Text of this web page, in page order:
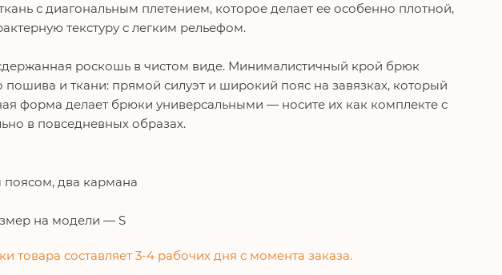
с диагональным плетением, которое делает ее особенно плотной,
текстуру с легким рельефом.
роскошь в чистом виде. Минималистичный крой брюк
пошива и ткани: прямой силуэт и широкий пояс на завязках, который
форма делает брюки универсальными — носите их как комплекте с
в повседневных образах.
поясом, два кармана
на модели — S
товара составляет 3-4 рабочих дня с момента заказа.